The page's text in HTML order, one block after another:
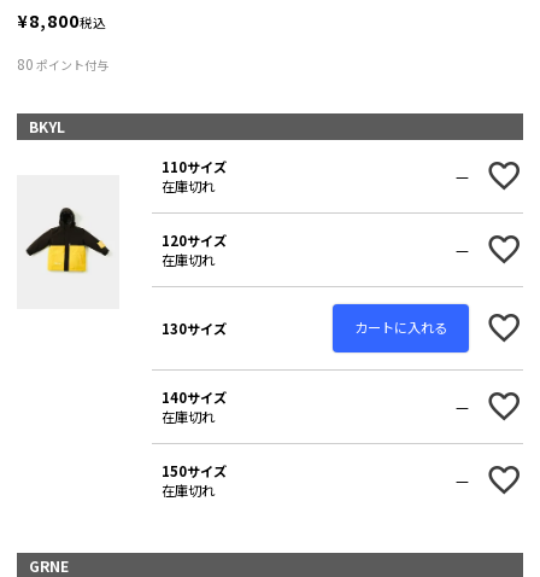
¥8,800税込
80 ポイント付与
BKYL
110サイズ
在庫切れ
—
120サイズ
在庫切れ
—
130サイズ カートに入れる
140サイズ
在庫切れ
—
150サイズ
在庫切れ
—
GRNE